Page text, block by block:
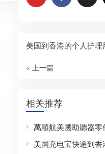
美国到香港的个人护理
« 上一篇
相关推荐
萬順航美國助聽器零
美国充电宝快递到香